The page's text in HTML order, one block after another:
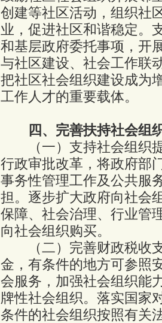
创建等社区活动，组织社
业，促进社区和谐稳定。
和基层政府委托事项，开
与社区建设、社会工作联
把社区社会组织建设成为
工作人才的重要载体。
四、完善扶持社会组
（一）支持社会组织提
行政审批改革，将政府部
事务性管理工作及公共服
担。逐步扩大政府向社会
保障、社会治理、行业管
向社会组织购买。
（二）完善财政税收支
金，有条件的地方可参照
会服务，加强社会组织能
牌性社会组织。落实国家
条件的社会组织按照有关